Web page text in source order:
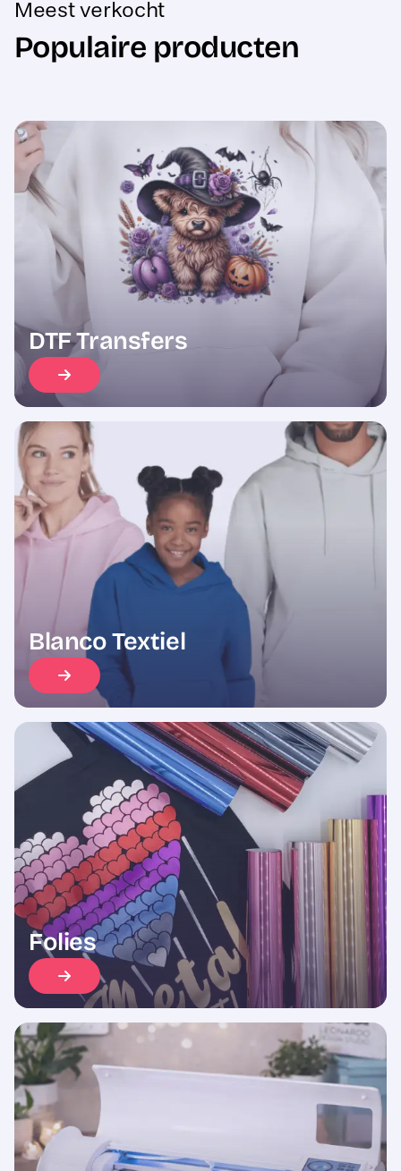
Sale
Populaire producten
DTF Transfers
Blanco Textiel
Folies